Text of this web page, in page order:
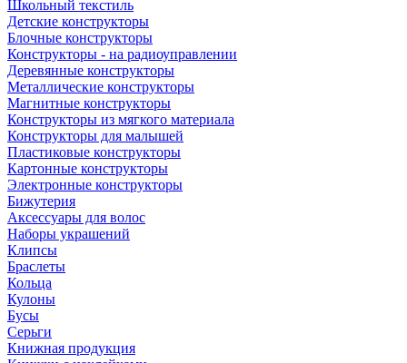
Школьный текстиль
Детские конструкторы
Блочные конструкторы
Конструкторы - на радиоуправлении
Деревянные конструкторы
Металлические конструкторы
Магнитные конструкторы
Конструкторы из мягкого материала
Конструкторы для малышей
Пластиковые конструкторы
Картонные конструкторы
Электронные конструкторы
Бижутерия
Аксессуары для волос
Наборы украшений
Клипсы
Браслеты
Кольца
Кулоны
Бусы
Серьги
Книжная продукция